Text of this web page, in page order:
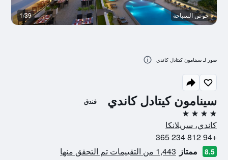
سينامون كيتادل كاندي فندق
4 نجوم
كاندي، سريلانكا
+94 812 234 365
8.5 ممتاز 1,443 من التقييمات تم التحقق منها
حوض السباحة 1/39
صور لـ سينامون كيتادل كاندي